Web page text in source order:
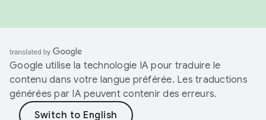
Google utilise la technologie IA pour traduire le
contenu dans votre langue préférée. Les traductions
générées par IA peuvent contenir des erreurs.